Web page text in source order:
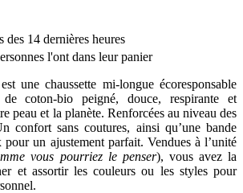
des 14 dernières heures
l'ont dans leur panier
une chaussette mi-longue écoresponsable
coton-bio peigné, douce, respirante et
peau et la planète. Renforcées au niveau des
confort sans coutures, ainsi qu’une bande
pour un ajustement parfait. Vendues à l’unité
vous pourriez le penser), vous avez la
et assortir les couleurs ou les styles pour